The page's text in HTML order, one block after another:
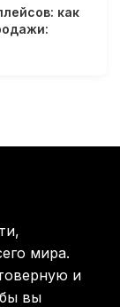
как
мира.
и
вы